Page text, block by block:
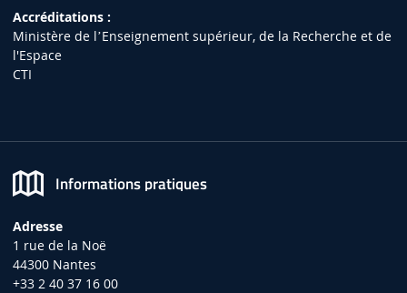
Accréditations :
Ministère de lʼEnseignement supérieur, de la Recherche et de
l'Espace
CTI
Informations pratiques
Adresse
1 rue de la Noë
44300 Nantes
+33 2 40 37 16 00